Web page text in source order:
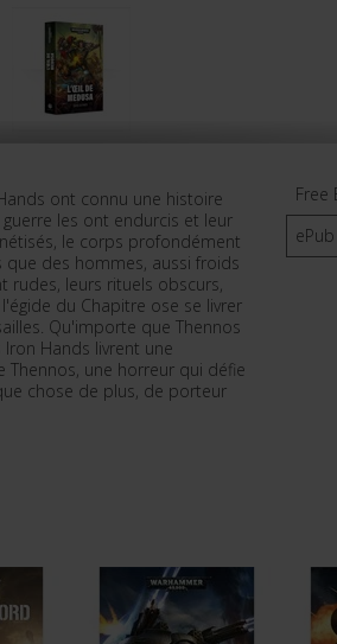
ont connu une histoire
les ont endurcis et leur
le corps profondément
des hommes, aussi froids
leurs rituels obscurs,
du Chapitre ose se livrer
Qu'importe que Thennos
Hands livrent une
une horreur qui défie
chose de plus, de porteur
Free
ePub